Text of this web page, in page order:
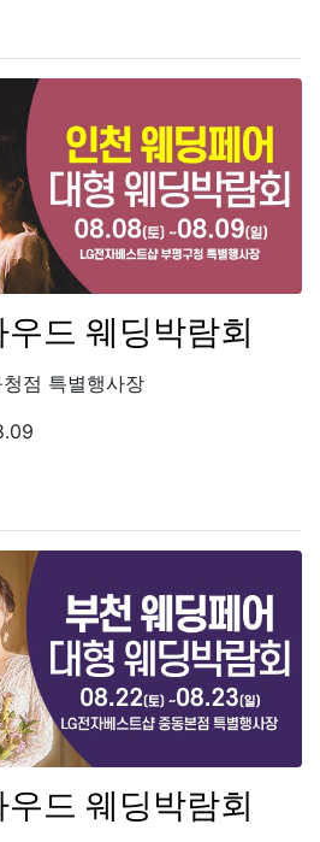
드 웨딩박람회
점 특별행사장
드 웨딩박람회